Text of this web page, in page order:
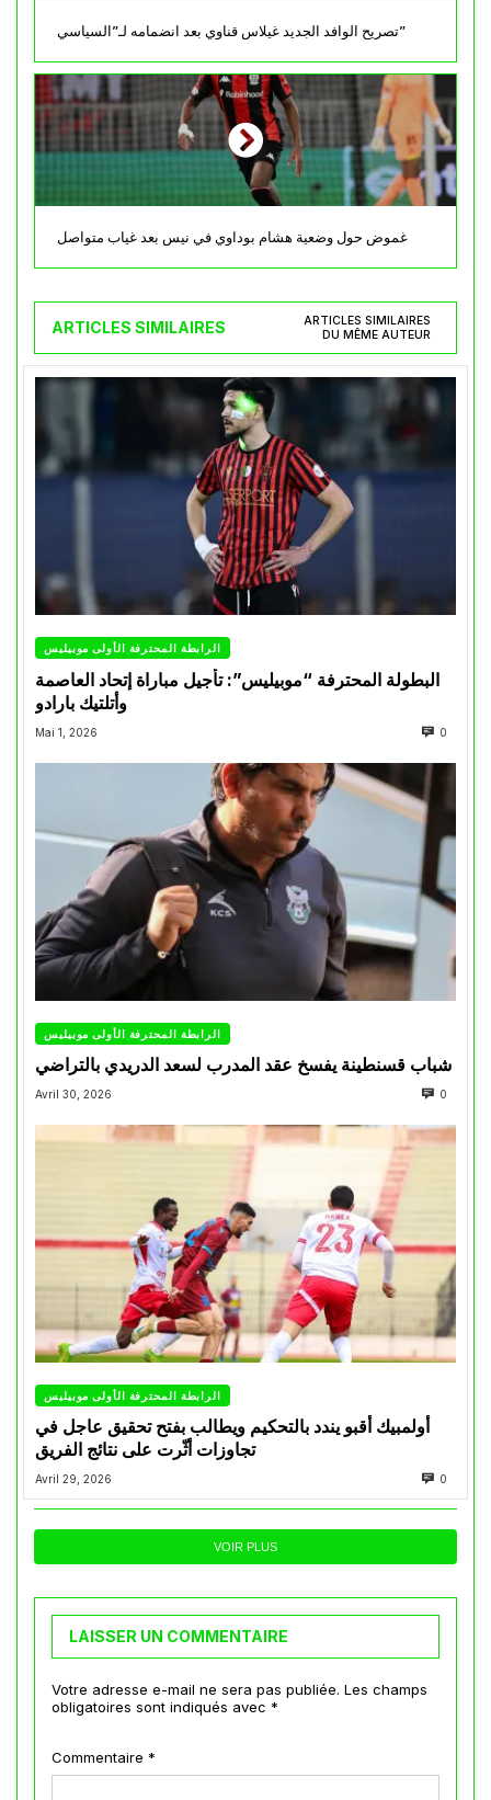
تصريح الوافد الجديد غيلاس قناوي بعد انضمامه لـ”السياسي”
غموض حول وضعية هشام بوداوي في نيس بعد غياب متواصل
ARTICLES SIMILAIRES
ARTICLES SIMILAIRES
DU MÊME AUTEUR
الرابطة المحترفة الأولى موبيليس
البطولة المحترفة “موبيليس”: تأجيل مباراة إتحاد العاصمة
وأتلتيك بارادو
Mai 1, 2026 0
الرابطة المحترفة الأولى موبيليس
شباب قسنطينة يفسخ عقد المدرب لسعد الدريدي بالتراضي
Avril 30, 2026 0
الرابطة المحترفة الأولى موبيليس
أولمبيك أقبو يندد بالتحكيم ويطالب بفتح تحقيق عاجل في
تجاوزات أثّرت على نتائج الفريق
Avril 29, 2026 0
VOIR PLUS
LAISSER UN COMMENTAIRE
Votre adresse e-mail ne sera pas publiée. Les champs
obligatoires sont indiqués avec *
Commentaire *